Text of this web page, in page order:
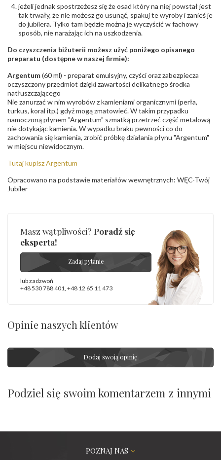
jeżeli jednak spostrzeżesz się że osad który na niej powstał jest
tak trwały, że nie możesz go usunąć, spakuj te wyroby i zanieś je
do jubilera. Tylko tam będzie można je wyczyścić w fachowy
sposób, nie narażając ich na uszkodzenia.
Do czyszczenia biżuterii możesz użyć poniżego opisanego
preparatu (dostępne w naszej firmie):
Argentum(60 ml) - preparat emulsyjny, czyści oraz zabezpiecza
oczyszczony przedmiot dzięki zawartości delikatnego środka
natłuszczającego
Nie zanurzać w nim wyrobów z kamieniami organicznymi (perła,
turkus, koral itp.) gdyż mogą zmatowieć. W takim przypadku
namoczoną płynem "Argentum" szmatką przetrzeć część metalową
nie dotykając kamienia. W wypadku braku pewności co do
zachowania się kamienia, zrobić próbkę działania płynu "Argentum"
w miejscu niewidocznym.
Tutaj kupisz Argentum
Opracowano na podstawie materiałów wewnętrznych: WĘC-Twój
Jubiler
Masz wątpliwości? Poradź się
eksperta!
Zadaj pytanie
lub zadzwoń
+48 530 788 401, +48 12 65 11 473
Opinie naszych klientów
Dodaj swoją opinię
Podziel się swoim komentarzem z innymi
POZNAJ NAS